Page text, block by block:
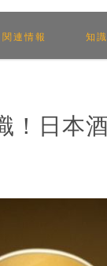
関連情報 知識
！日本